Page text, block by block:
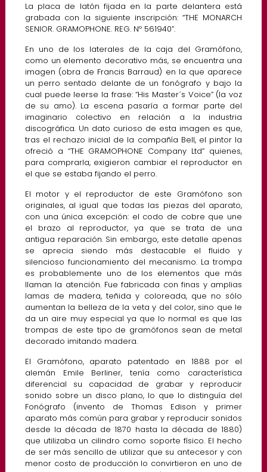
La placa de latón fijada en la parte delantera está
grabada con la siguiente inscripción: “THE MONARCH
SENIOR. GRAMOPHONE. REG. Nº 561940”.
En uno de los laterales de la caja del Gramófono,
como un elemento decorativo más, se encuentra una
imagen (obra de Francis Barraud) en la que aparece
un perro sentado delante de un fonógrafo y bajo la
cual puede leerse la frase: “His Master´s Voice” (la voz
de su amo). La escena pasaría a formar parte del
imaginario colectivo en relación a la industria
discográfica. Un dato curioso de esta imagen es que,
tras el rechazo inicial de la compañía Bell, el pintor la
ofreció a “THE GRAMOPHONE Company Ltd” quienes,
para comprarla, exigieron cambiar el reproductor en
el que se estaba fijando el perro.
El motor y el reproductor de este Gramófono son
originales, al igual que todas las piezas del aparato,
con una única excepción: el codo de cobre que une
el brazo al reproductor, ya que se trata de una
antigua reparación. Sin embargo, este detalle apenas
se aprecia siendo más destacable el fluido y
silencioso funcionamiento del mecanismo. La trompa
es probablemente uno de los elementos que más
llaman la atención. Fue fabricada con finas y amplias
lamas de madera, teñida y coloreada, que no sólo
aumentan la belleza de la veta y del color, sino que le
da un aire muy especial ya que lo normal es que las
trompas de este tipo de gramófonos sean de metal
decorado imitando madera.
El Gramófono, aparato patentado en 1888 por el
alemán Emile Berliner, tenía como característica
diferencial su capacidad de grabar y reproducir
sonido sobre un disco plano, lo que lo distinguía del
Fonógrafo (invento de Thomas Edison y primer
aparato más común para grabar y reproducir sonidos
desde la década de 1870 hasta la década de 1880)
que utilizaba un cilindro como soporte físico. El hecho
de ser más sencillo de utilizar que su antecesor y con
menor costo de producción lo convirtieron en uno de